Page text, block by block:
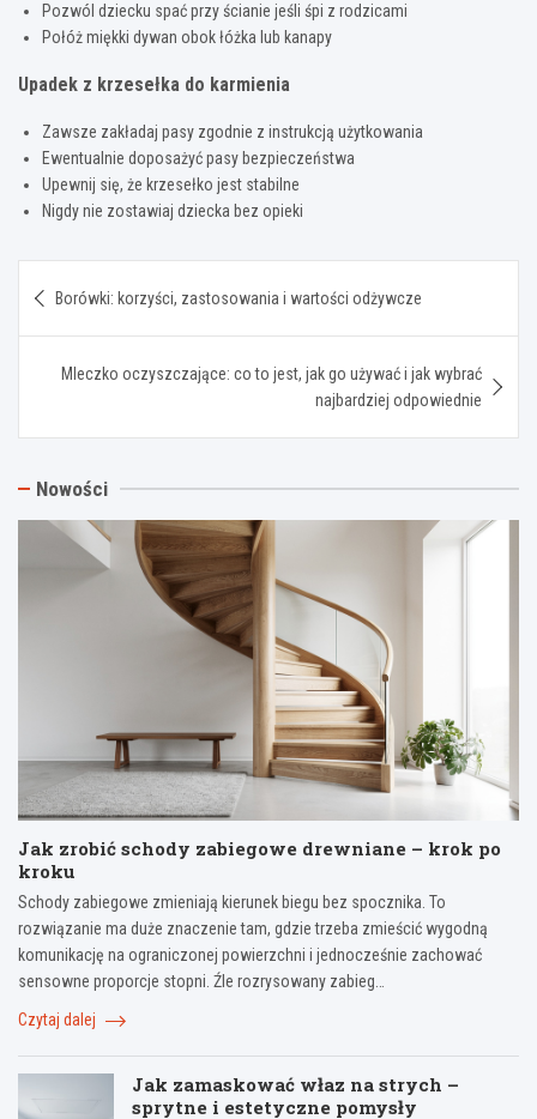
Pozwól dziecku spać przy ścianie jeśli śpi z rodzicami
Połóż miękki dywan obok łóżka lub kanapy
Upadek z krzesełka do karmienia
Zawsze zakładaj pasy zgodnie z instrukcją użytkowania
Ewentualnie doposażyć pasy bezpieczeństwa
Upewnij się, że krzesełko jest stabilne
Nigdy nie zostawiaj dziecka bez opieki
wpisu
Borówki: korzyści, zastosowania i wartości odżywcze
Mleczko oczyszczające: co to jest, jak go używać i jak wybrać
najbardziej odpowiednie
Nowości
Jak zrobić schody zabiegowe drewniane – krok po
kroku
Schody zabiegowe zmieniają kierunek biegu bez spocznika. To
rozwiązanie ma duże znaczenie tam, gdzie trzeba zmieścić wygodną
komunikację na ograniczonej powierzchni i jednocześnie zachować
sensowne proporcje stopni. Źle rozrysowany zabieg…
Czytaj dalej
Jak zamaskować właz na strych –
sprytne i estetyczne pomysły